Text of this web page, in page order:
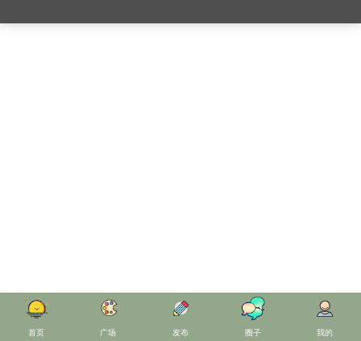
首页 广场 发布 圈子 我的